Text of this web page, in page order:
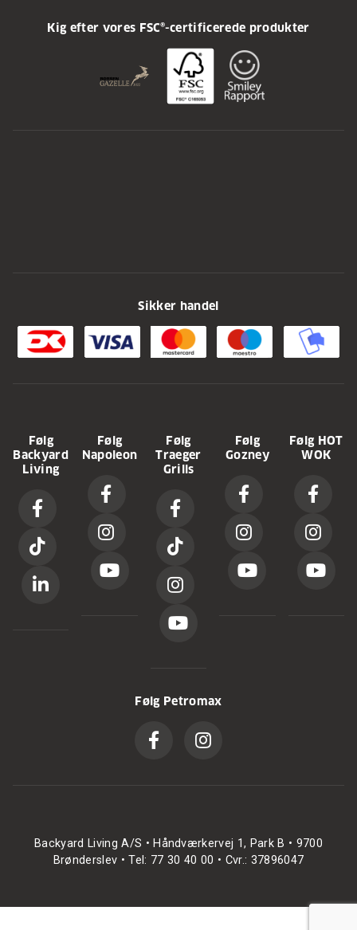
Kig efter vores FSC®-certificerede produkter
Sikker handel
Følg
Backyard
Living
Følg
Napoleon
Følg
Traeger
Grills
Følg
Gozney
Følg HOT
WOK
Følg Petromax
Backyard Living A/S • Håndværkervej 1, Park B • 9700
Brønderslev • Tel: 77 30 40 00 • Cvr.: 37896047